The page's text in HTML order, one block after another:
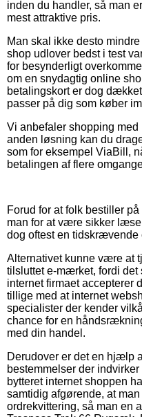
inden du handler, så man
mest attraktive pris.
Man skal ikke desto
shop udlover bedst i test
for besynderligt
om en snydagtig online
betalingskort er dog
passer på dig som køber
Vi anbefaler shopping
anden løsning kan du
som for eksempel ViaBill,
betalingen af flere
Forud for at folk bestiller
man for at være sikker
dog oftest en tidskrævende
Alternativet kunne være at
tilsluttet e-mærket, fordi
internet firmaet accepterer
tillige med at internet
specialister der kender
chance for en
med din handel.
Derudover er det en hjælp
bestemmelser der
bytteret internet shoppen
samtidig afgørende, at
ordrekvittering, så man en